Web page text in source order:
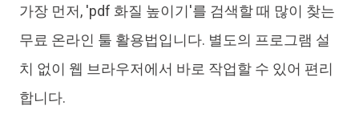
가장 먼저, 'pdf 화질 높이기'를 검색할 때 많이 찾는
무료 온라인 툴 활용법입니다. 별도의 프로그램 설
치 없이 웹 브라우저에서 바로 작업할 수 있어 편리
합니다.